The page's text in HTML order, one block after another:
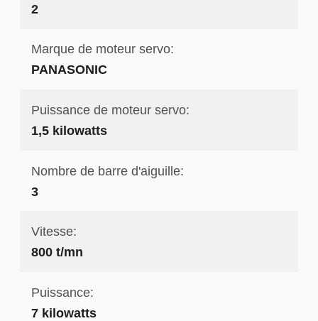
2
Marque de moteur servo:
PANASONIC
Puissance de moteur servo:
1,5 kilowatts
Nombre de barre d'aiguille:
3
Vitesse:
800 t/mn
Puissance:
7 kilowatts